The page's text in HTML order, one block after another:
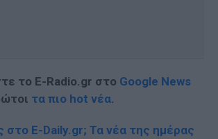
το E-Radio.gr στο Google News
τα πιο hot νέα.
στο E-Daily.gr; Τα νέα της ημέρας